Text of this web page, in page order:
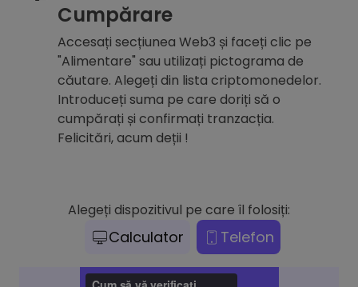
Cumpărare
Accesați secțiunea Web3 și faceți clic pe
"Alimentare" sau utilizați pictograma de
căutare. Alegeți din lista criptomonedelor.
Introduceți suma pe care doriți să o
cumpărați și confirmați tranzacția.
Felicitări, acum deții !
Alegeți dispozitivul pe care îl folosiți:
Calculator Telefon